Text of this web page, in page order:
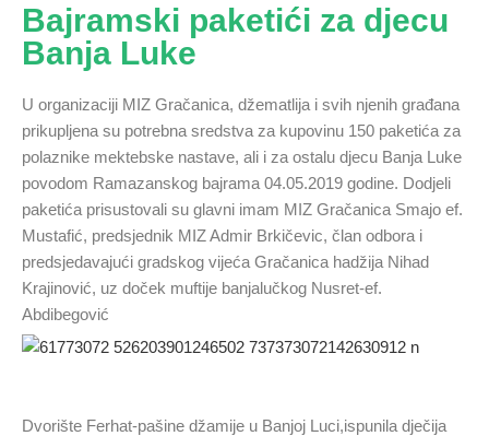
Bajramski paketići za djecu
Banja Luke
U organizaciji MIZ Gračanica, džematlija i svih njenih građana
prikupljena su potrebna sredstva za kupovinu 150 paketića za
polaznike mektebske nastave, ali i za ostalu djecu Banja Luke
povodom Ramazanskog bajrama 04.05.2019 godine. Dodjeli
paketića prisustovali su glavni imam MIZ Gračanica Smajo ef.
Mustafić, predsjednik MIZ Admir Brkičevic, član odbora i
predsjedavajući gradskog vijeća Gračanica hadžija Nihad
Krajinović, uz doček muftije banjalučkog Nusret-ef.
Abdibegović
Dvorište Ferhat-pašine džamije u Banjoj Luci,ispunila dječija